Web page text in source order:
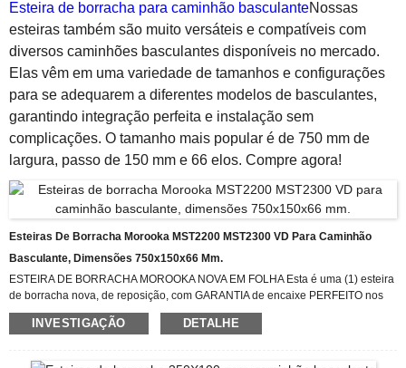
Esteira de borracha para caminhão basculanteNossas
esteiras também são muito versáteis e compatíveis com
diversos caminhões basculantes disponíveis no mercado.
Elas vêm em uma variedade de tamanhos e configurações
para se adequarem a diferentes modelos de basculantes,
garantindo integração perfeita e instalação sem
complicações. O tamanho mais popular é de 750 mm de
largura, passo de 150 mm e 66 elos. Compre agora!
Esteiras De Borracha Morooka MST2200 MST2300 VD Para Caminhão
Basculante, Dimensões 750x150x66 Mm.
ESTEIRA DE BORRACHA MOROOKA NOVA EM FOLHA Esta é uma (1) esteira
de borracha nova, de reposição, com GARANTIA de encaixe PERFEITO nos
seguintes modelos: MST2200, MST2200VD, MST2300. Se você não encontrar
seu modelo listado acima, entre em contato conosco! Temos centenas de
Sobre nós: Sempre acreditamos que o caráter de uma pessoa determina a
INVESTIGAÇÃO DETALHE